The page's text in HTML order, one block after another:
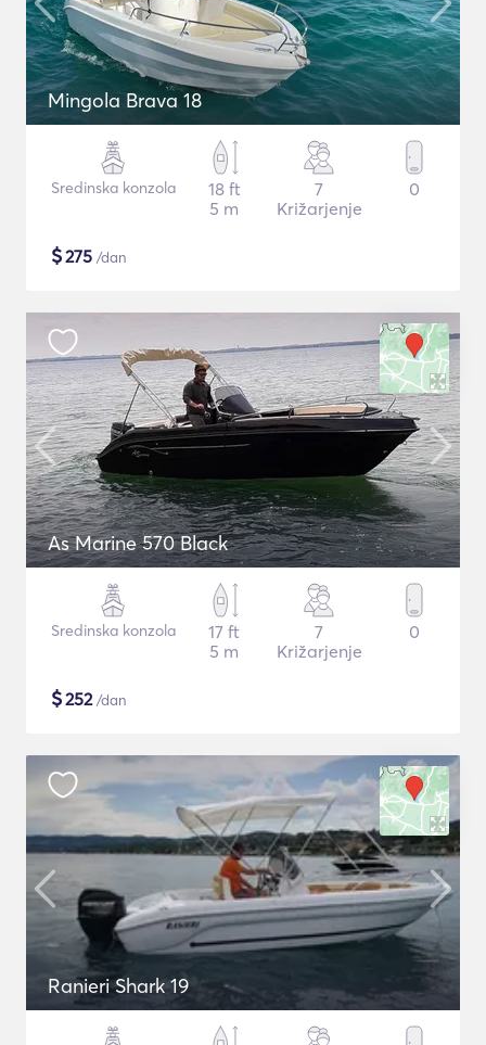
Mingola Brava 18
Sredinska konzola
18 ft
5 m
7
Križarjenje
0
$275 /dan
As Marine 570 Black
Sredinska konzola
17 ft
5 m
7
Križarjenje
0
$252/dan
Ranieri Shark 19